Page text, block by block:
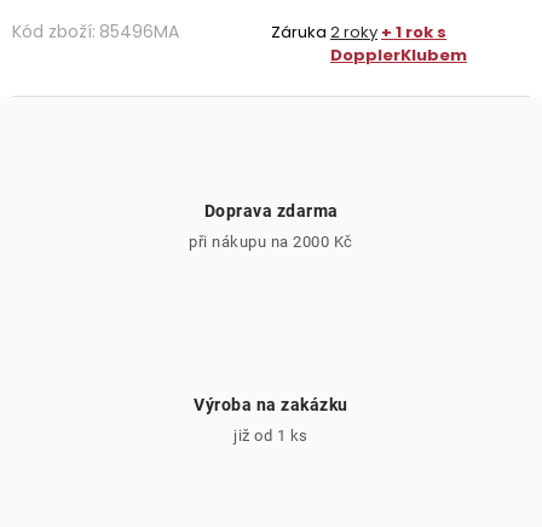
Kód zboží: 85496MA Záruka 2 roky + 1 rok s
DopplerKlubem
Doprava zdarma
při nákupu na 2000 Kč
Výroba na zakázku
již od 1 ks